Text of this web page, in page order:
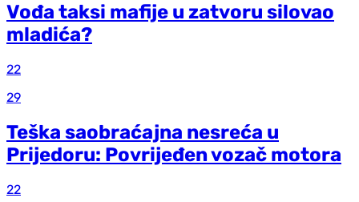
Vođa taksi mafije u zatvoru silovao
mladića?
22
29
Teška saobraćajna nesreća u
Prijedoru: Povrijeđen vozač motora
22